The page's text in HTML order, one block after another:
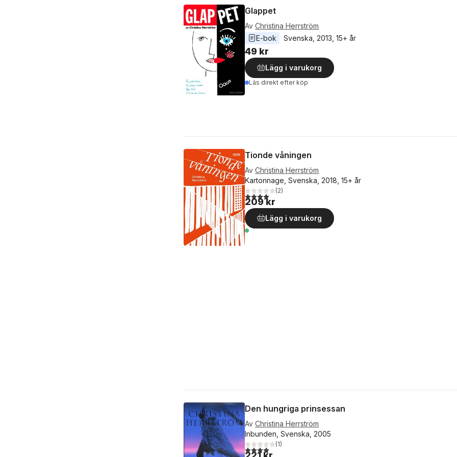
Glappet
Av Christina Herrström
E-bok
Svenska 2013 15+ år
49 kr
Lägg i varukorg
Läs direkt efter köp
Tionde våningen
Av Christina Herrström
Kartonnage, Svenska, 2018, 15+ år
4,0utav 5 stjärnor. Totalt antal röster:
(2)
209 kr
Lägg i varukorg
Den hungriga prinsessan
Av Christina Herrström
Inbunden, Svenska, 2005
4,0utav 5 stjärnor. Totalt antal röster:
(1)